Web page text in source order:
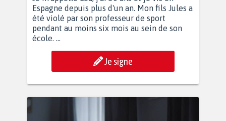
Espagne depuis plus d'un an. Mon fils Jules a
été violé par son professeur de sport
pendant au moins six mois au sein de son
école. ...
Je signe